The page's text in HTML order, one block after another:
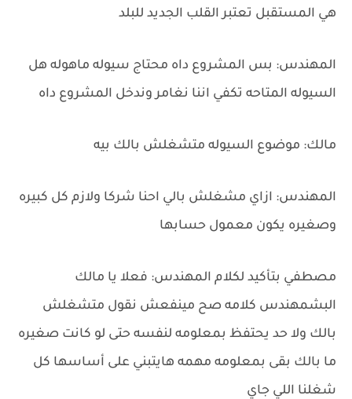
هي المستقبل تعتبر القلب الجديد للبلد
المهندس: بس المشروع داه محتاج سيوله ماهوله هل
السيوله المتاحه تكفي اننا نغامر وندخل المشروع داه
مالك: موضوع السيوله متشغلش بالك بيه
المهندس: ازاي مشغلش بالي احنا شركا ولازم كل كبيره
وصغيره يكون معمول حسابها
مصطفي بتأكيد لكلام المهندس: فعلا يا مالك
البشمهندس كلامه صح مينفعش نقول متشغلش
بالك ولا حد يحتفظ بمعلومه لنفسه حتى لو كانت صغيره
ما بالك بقى بمعلومه مهمه هايتبني على أساسها كل
شغلنا اللي جاي